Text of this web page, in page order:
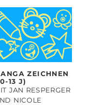
ZEICHNEN
13 J)
JAN RESPERGER
NICOLE